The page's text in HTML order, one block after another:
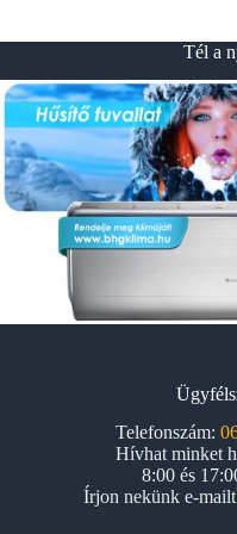
Tél a
Telefonszám:
Hívhat minket
8:00 és
Írjon nekünk e-